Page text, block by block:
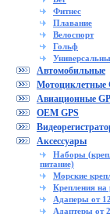
Фитнес
Плавание
Велоспорт
Гольф
Автомобильные
Мотоциклетные
Авиационные
OEM GPS
Аксессуары
Наборы
питание)
Морские
Крепления на
Адаперы от
Адаптеры от